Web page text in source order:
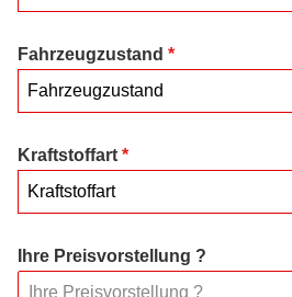
Fahrzeugzustand *
Fahrzeugzustand
Kraftstoffart *
Kraftstoffart
Ihre Preisvorstellung ?